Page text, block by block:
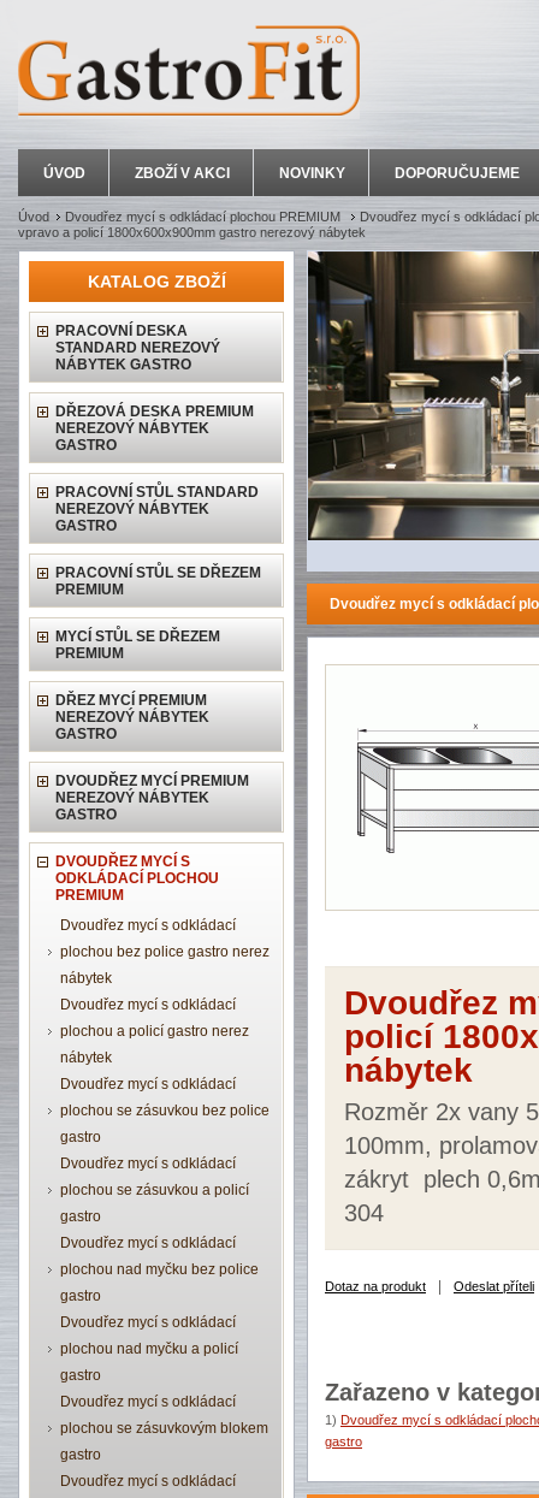
ÚVOD ZBOŽÍ V AKCI NOVINKY DOPORUČUJEME
Úvod Dvoudřez mycí s odkládací plochou PREMIUM
Dvoudřez mycí s odkládací
vpravo a policí 1800x600x900mm gastro nerezový nábytek
KATALOG ZBOŽÍ
PRACOVNÍ DESKA
STANDARD NEREZOVÝ
NÁBYTEK GASTRO
DŘEZOVÁ DESKA PREMIUM
NEREZOVÝ NÁBYTEK
GASTRO
PRACOVNÍ STŮL STANDARD
NEREZOVÝ NÁBYTEK
GASTRO
PRACOVNÍ STŮL SE DŘEZEM
PREMIUM
MYCÍ STŮL SE DŘEZEM
PREMIUM
DŘEZ MYCÍ PREMIUM
NEREZOVÝ NÁBYTEK
GASTRO
DVOUDŘEZ MYCÍ PREMIUM
NEREZOVÝ NÁBYTEK
GASTRO
DVOUDŘEZ MYCÍ S
ODKLÁDACÍ PLOCHOU
PREMIUM
Dvoudřez mycí s odkládací
plochou bez police gastro nerez
nábytek
Dvoudřez mycí s odkládací
plochou a policí gastro nerez
nábytek
Dvoudřez mycí s odkládací
plochou se zásuvkou bez police
gastro
Dvoudřez mycí s odkládací
plochou se zásuvkou a policí
gastro
Dvoudřez mycí s odkládací
plochou nad myčku bez police
gastro
Dvoudřez mycí s odkládací
plochou nad myčku a policí
gastro
Dvoudřez mycí s odkládací
plochou se zásuvkovým blokem
gastro
Dvoudřez mycí s odkládací
Dvoudřez mycí s odkládací
Dvoudřez
policí
nábytek
Rozměr 2x vany
100mm,
zákryt plech
304
Dotaz na produkt Odeslat příteli
Zařazeno v
1) Dvoudřez mycí s odkládací
gastro